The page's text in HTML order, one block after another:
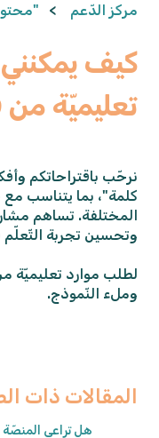
مركز الدّعم
كيف
تعليميّة
نرحّب باقتراحاتكم
كلمة"، بما يتناسب
المختلفة. تساهم
وتحسين تجربة
لطلب موارد تعليميّة
وملء النّموذج.
المقالات ذات
هل تراعي